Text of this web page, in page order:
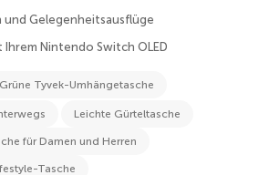
und Gelegenheitsausflüge
Nintendo Switch OLED
Grüne Tyvek-Umhängetasche
Leichte Gürteltasche
für Damen und Herren
Tasche